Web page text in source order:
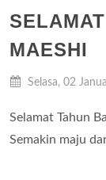
MAESHI
Selasa, 02
Selamat Tahun
Semakin maju